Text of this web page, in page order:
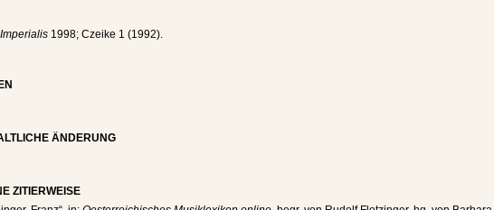
1998; Czeike 1 (1992).
ÄNDERUNG
ZITIERWEISE